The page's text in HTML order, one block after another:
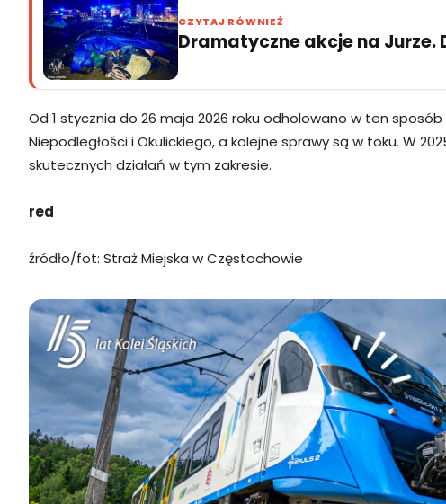
CZYTAJ RÓWNIEŻ
Dramatyczne akcje na Jurze.
Od 1 stycznia do 26 maja 2026 roku odholowano w ten
Niepodległości i Okulickiego, a kolejne sprawy są w toku. W
skutecznych działań w tym zakresie.
red
źródło/fot: Straż Miejska w Częstochowie